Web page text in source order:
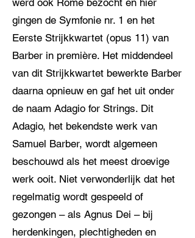
werd ook Rome bezocht en hier
gingen de Symfonie nr. 1 en het
Eerste Strijkkwartet (opus 11) van
Barber in première. Het middendeel
van dit Strijkkwartet bewerkte Barber
daarna opnieuw en gaf het uit onder
de naam Adagio for Strings. Dit
Adagio, het bekendste werk van
Samuel Barber, wordt algemeen
beschouwd als het meest droevige
werk ooit. Niet verwonderlijk dat het
regelmatig wordt gespeeld of
gezongen – als Agnus Dei – bij
herdenkingen, plechtigheden en